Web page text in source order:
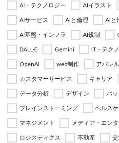
AI・テクノロジー AIイラスト
AIサービス
AIと倫理 AIと
AI基盤・インフラ
AI規制
DALL·E
Gemini IT・テク
OpenAI
web制作 アパレル
カスタマーサービス
キャリア
データ分析
デザイン
バ
ブレインストーミング
ヘルス
マネジメント
メディア・エン
ロジスティクス
不動産